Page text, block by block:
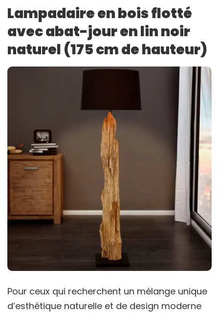
Lampadaire en bois flotté
avec abat-jour en lin noir
naturel (175 cm de hauteur)
Pour ceux qui recherchent un mélange unique
d’esthétique naturelle et de design moderne